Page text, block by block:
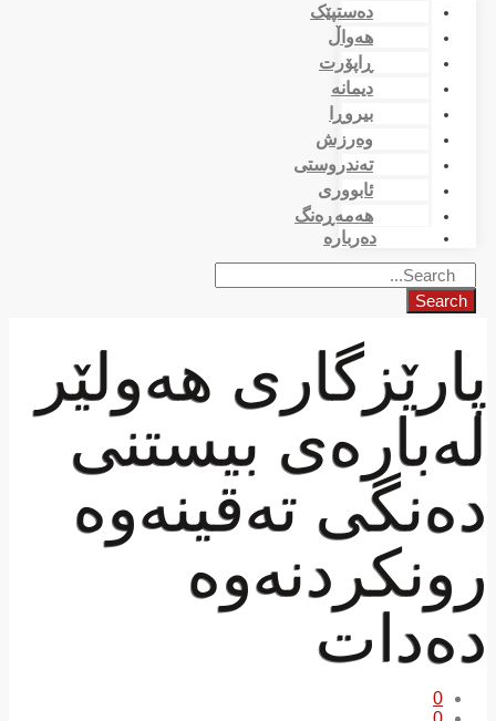
دەستپێک
هەواڵ
ڕاپۆرت
دیمانە
بیروڕا
وەرزش
تەندروستی
ئابووری
هەمەڕەنگ
دەربارە
Search
پارێزگاری هەولێر
لەبارەی بیستنی
دەنگی تەقینەوە
رونکردنەوە
دەدات
0